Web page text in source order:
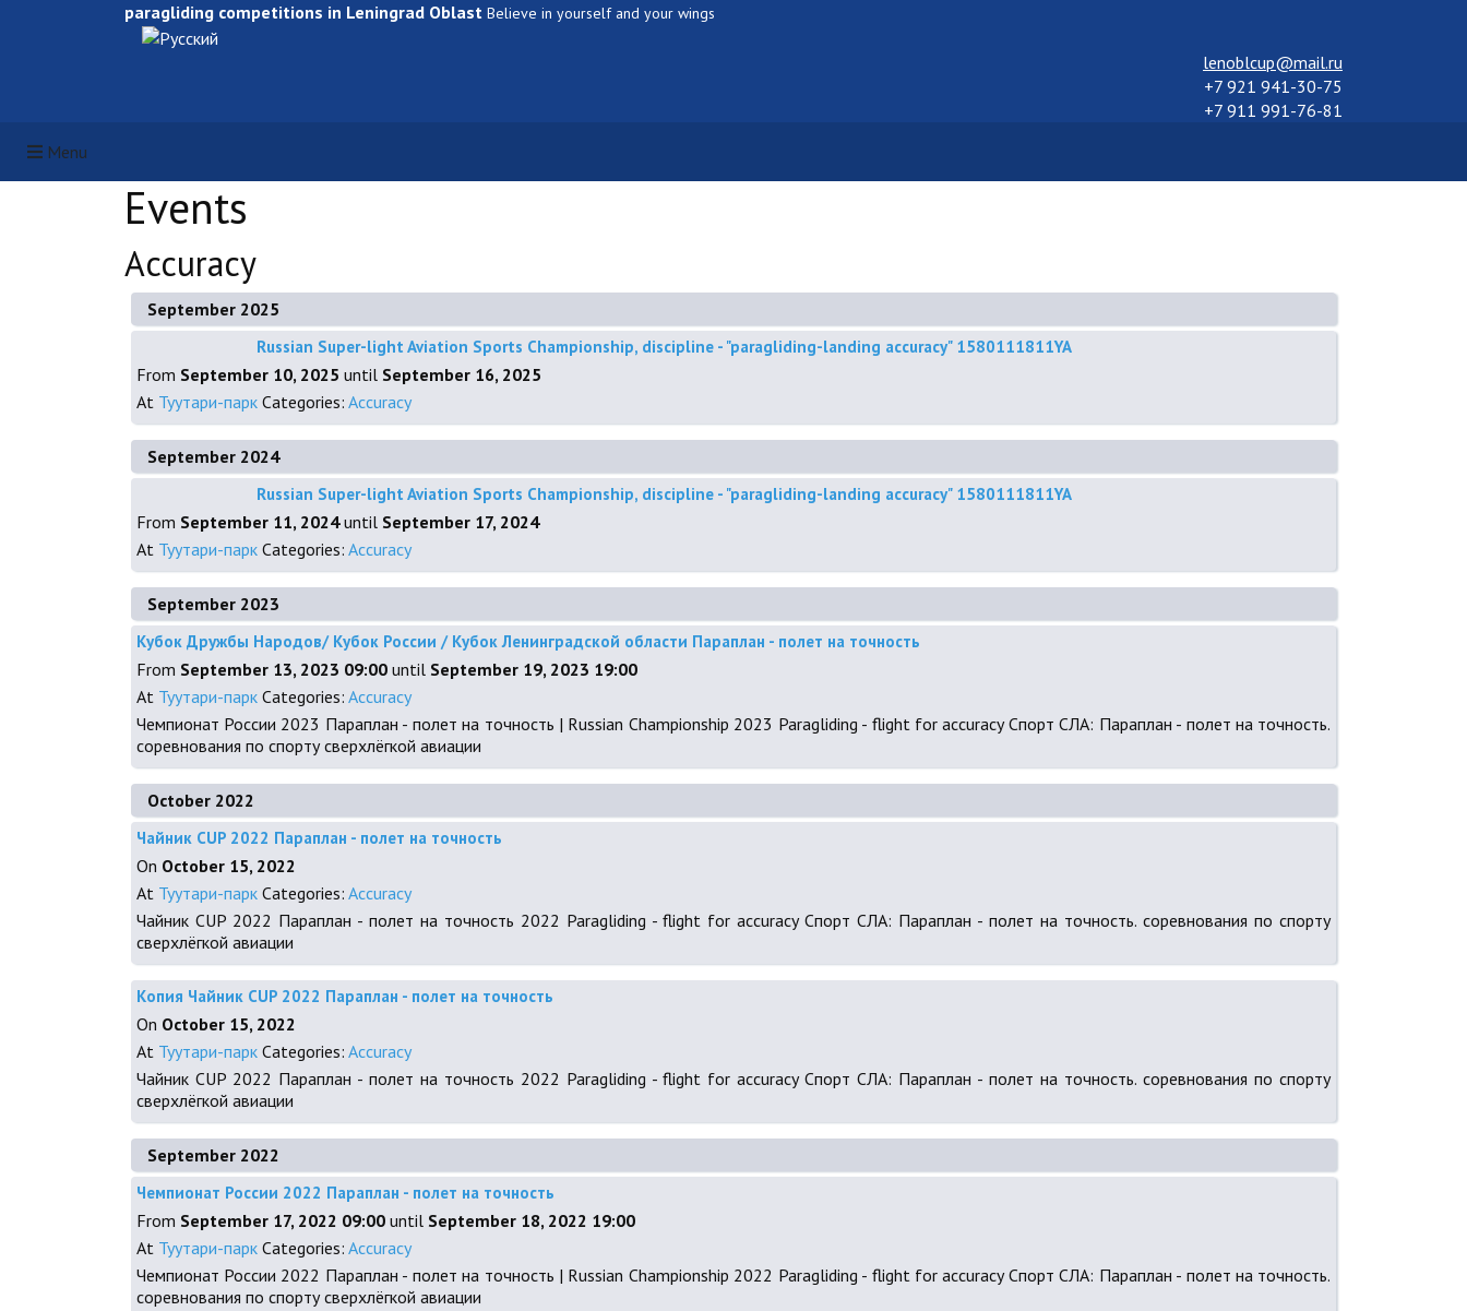
paragliding competitions in Leningrad Oblast Believe in yourself and your wings
Select your language
lenoblcup@mail.ru
+7 921 941-30-75
+7 911 991-76-81
Menu
Events
Accuracy
September 2025
Russian Super-light Aviation Sports Championship, discipline - "paragliding-landing accuracy" 1580111811YA
From September 10, 2025 until September 16, 2025
At Туутари-парк Categories: Accuracy
September 2024
Russian Super-light Aviation Sports Championship, discipline - "paragliding-landing accuracy" 1580111811YA
From September 11, 2024 until September 17, 2024
At Туутари-парк Categories: Accuracy
September 2023
Кубок Дружбы Народов/ Кубок России / Кубок Ленинградской области Параплан - полет на точность
From September 13, 2023 09:00 until September 19, 2023 19:00
At Туутари-парк Categories: Accuracy
Чемпионат России 2023 Параплан - полет на точность | Russian Championship 2023 Paragliding - flight for accuracy Спорт СЛА: Параплан - полет на точность.
соревнования по спорту сверхлёгкой авиации
October 2022
Чайник CUP 2022 Параплан - полет на точность
On October 15, 2022
At Туутари-парк Categories: Accuracy
Чайник CUP 2022 Параплан - полет на точность 2022 Paragliding - flight for accuracy Спорт СЛА: Параплан - полет на точность. соревнования по спорту
сверхлёгкой авиации
Копия Чайник CUP 2022 Параплан - полет на точность
On October 15, 2022
At Туутари-парк Categories: Accuracy
Чайник CUP 2022 Параплан - полет на точность 2022 Paragliding - flight for accuracy Спорт СЛА: Параплан - полет на точность. соревнования по спорту
сверхлёгкой авиации
September 2022
Чемпионат России 2022 Параплан - полет на точность
From September 17, 2022 09:00 until September 18, 2022 19:00
At Туутари-парк Categories: Accuracy
Чемпионат России 2022 Параплан - полет на точность | Russian Championship 2022 Paragliding - flight for accuracy Спорт СЛА: Параплан - полет на точность.
соревнования по спорту сверхлёгкой авиации